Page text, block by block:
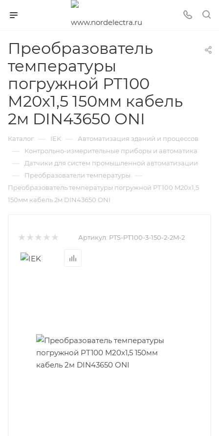
Преобразователь
температуры
погружной РТ100
M20х1,5 150мм кабель
2м DIN43650 ONI
Каталог — IEK — Автоматизация зданий и процессов
— Контрольно-измерительные приборы и автоматика
— Датчики для систем промышленной автоматизации
— Преобразователи температуры —
Преобразователь температуры погружной РТ100 M20х1,5
150мм кабель 2м DIN43650 ONI
Артикул: PTS-PT100-3-150-2-2M-2